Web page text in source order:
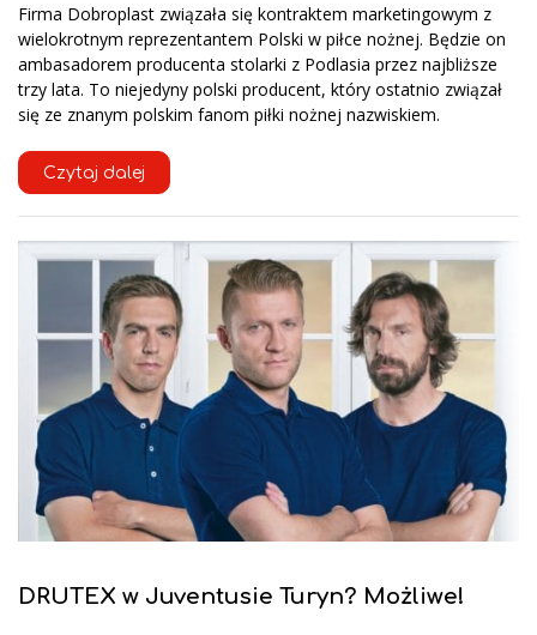
Firma Dobroplast związała się kontraktem marketingowym z
wielokrotnym reprezentantem Polski w piłce nożnej. Będzie on
ambasadorem producenta stolarki z Podlasia przez najbliższe
trzy lata. To niejedyny polski producent, który ostatnio związał
się ze znanym polskim fanom piłki nożnej nazwiskiem.
Czytaj dalej
DRUTEX w Juventusie Turyn? Możliwe!